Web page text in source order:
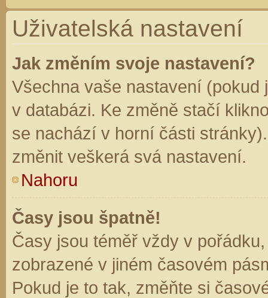
Uživatelská nastavení
Jak změním svoje nastavení?
Všechna vaše nastavení (pokud
v databázi. Ke změně stačí
se nachází v horní části
změnit veškerá svá nastavení.
Nahoru
Časy jsou špatně!
Časy jsou téměř vždy v
zobrazené v jiném časovém
Pokud je to tak, změňte si